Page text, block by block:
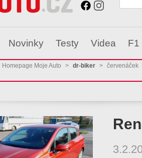
Novinky Testy Videa F1
Homepage Moje Auto > dr-biker > červenáček